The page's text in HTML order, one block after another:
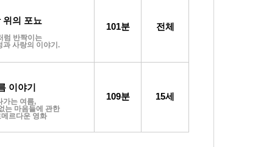
위의 포뇨
럼 반짝이는
과 사랑의 이야기.
101분 전체
이야기
가는 여름,
는 마음들에 관한
르다운 영화
109분 15세